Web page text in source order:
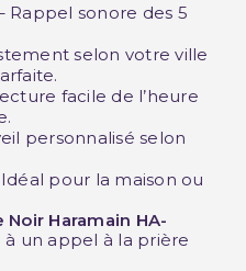
Rappel sonore des 5
selon votre ville
facile de l’heure
personnalisé selon
pour la maison ou
Noir Haramain HA-
un appel à la prière